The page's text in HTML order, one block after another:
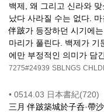
백제, 왜 그리고 신라와
났다 사라질 수는 없다.
伴跛가 등장하던 시기에
마리가 풀린다. 백제가 기
에만 부정적인 의미가 담
7275#24939 SBLNGS
• 0514.03 日本書紀(720)
三月 伴跛築城於子呑·帶